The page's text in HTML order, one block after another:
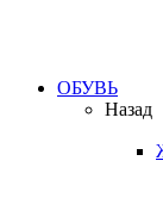
ОБУВЬ
Назад